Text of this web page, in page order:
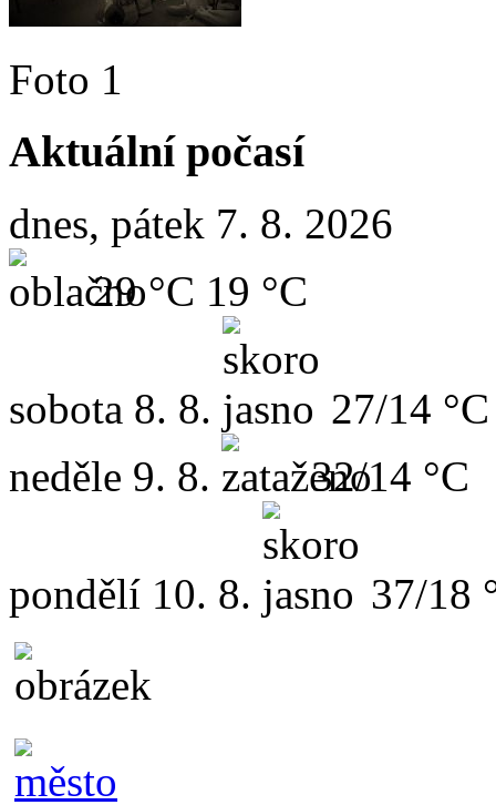
Foto 1
Aktuální počasí
dnes, pátek 7. 8. 2026
29 °C 19 °C
sobota 8. 8.
27/14 °C
neděle 9. 8. 32/14 °C
pondělí 10. 8. 37/18